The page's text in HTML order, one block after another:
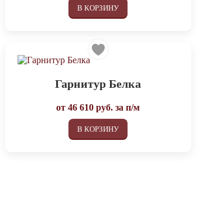
В КОРЗИНУ
Гарнитур Белка
от46 610 руб. за п/м
В КОРЗИНУ